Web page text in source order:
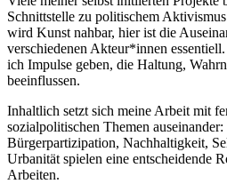
Schnittstelle zu politischem
wird Kunst nahbar, hier ist die
verschiedenen Akteur*innen
ich Impulse geben, die Haltung,
beeinflussen.
Inhaltlich setzt sich meine Arbeit mit
sozialpolitischen Themen auseinander:
Bürgerpartizipation, Nachhaltigkeit,
Urbanität spielen eine entscheidende
Arbeiten.